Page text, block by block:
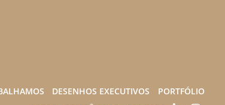
DESENHOS EXECUTIVOS
PORTFÓLIO